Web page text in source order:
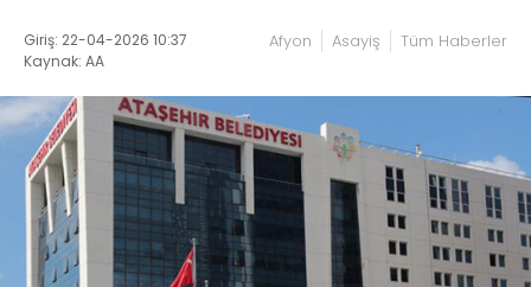
Giriş: 22-04-2026 10:37
Kaynak: AA
Afyon Asayiş Tüm Haberler